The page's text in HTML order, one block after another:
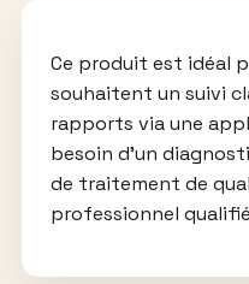
Ce produit est idéal
souhaitent un suivi
rapports via une
besoin d’un
de traitement de
professionnel